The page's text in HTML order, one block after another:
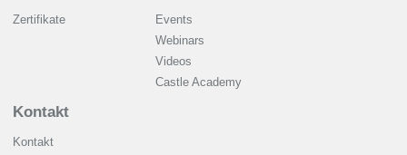
Zertifikate
Events
Webinars
Videos
Castle Academy
Kontakt
Kontakt